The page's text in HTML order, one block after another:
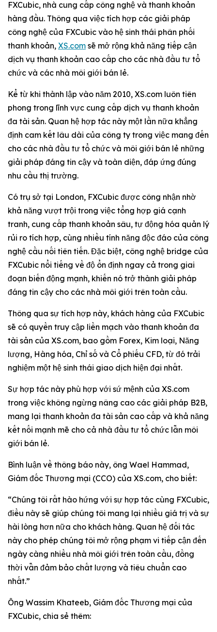
FXCubic, nhà cung cấp công nghệ và thanh khoản
hàng đầu. Thông qua việc tích hợp các giải pháp
công nghệ của FXCubic vào hệ sinh thái phân phối
thanh khoản, XS.com sẽ mở rộng khả năng tiếp cận
dịch vụ thanh khoản cao cấp cho các nhà đầu tư tổ
chức và các nhà môi giới bán lẻ.
Kể từ khi thành lập vào năm 2010, XS.com luôn tiên
phong trong lĩnh vực cung cấp dịch vụ thanh khoản
đa tài sản. Quan hệ hợp tác này một lần nữa khẳng
định cam kết lâu dài của công ty trong việc mang đến
cho các nhà đầu tư tổ chức và môi giới bán lẻ những
giải pháp đáng tin cậy và toàn diện, đáp ứng đúng
nhu cầu thị trường.
Có trụ sở tại London, FXCubic được công nhận nhờ
khả năng vượt trội trong việc tổng hợp giá cạnh
tranh, cung cấp thanh khoản sâu, tự động hóa quản lý
rủi ro tích hợp, cùng nhiều tính năng độc đáo của công
nghệ cầu nối tiên tiến. Đặc biệt, công nghệ bridge của
FXCubic nổi tiếng về độ ổn định ngay cả trong giai
đoạn biến động mạnh, khiến nó trở thành giải pháp
đáng tin cậy cho các nhà môi giới trên toàn cầu.
Thông qua sự tích hợp này, khách hàng của FXCubic
sẽ có quyền truy cập liền mạch vào thanh khoản đa
tài sản của XS.com, bao gồm Forex, Kim loại, Năng
lượng, Hàng hóa, Chỉ số và Cổ phiếu CFD, từ đó trải
nghiệm một hệ sinh thái giao dịch hiện đại nhất.
Sự hợp tác này phù hợp với sứ mệnh của XS.com
trong việc không ngừng nâng cao các giải pháp B2B,
mang lại thanh khoản đa tài sản cao cấp và khả năng
kết nối mạnh mẽ cho cả nhà đầu tư tổ chức lẫn môi
giới bán lẻ.
Bình luận về thông báo này, ông Wael Hammad,
Giám đốc Thương mại (CCO) của XS.com, cho biết:
“Chúng tôi rất hào hứng với sự hợp tác cùng FXCubic,
điều này sẽ giúp chúng tôi mang lại nhiều giá trị và sự
hài lòng hơn nữa cho khách hàng. Quan hệ đối tác
này cho phép chúng tôi mở rộng phạm vi tiếp cận đến
ngày càng nhiều nhà môi giới trên toàn cầu, đồng
thời vẫn đảm bảo chất lượng và tiêu chuẩn cao
nhất.”
Ông Wassim Khateeb, Giám đốc Thương mại của
FXCubic, chia sẻ thêm: